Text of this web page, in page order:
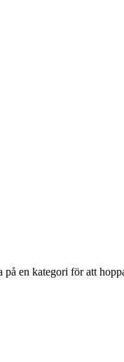
en kategori för att